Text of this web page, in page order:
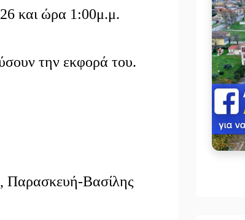
και ώρα 1:00μ.μ.
την εκφορά του.
Βασίλης